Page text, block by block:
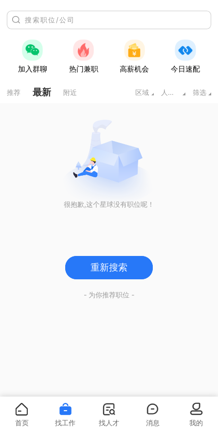
加入群聊 热门兼职 高薪机会 今日速配
推荐 最新 附近 区域 人事/行政/财务 筛选
很抱歉,这个星球没有职位呢！
重新搜索
- 为你推荐职位 -
首页 找工作 找人才 消息 我的